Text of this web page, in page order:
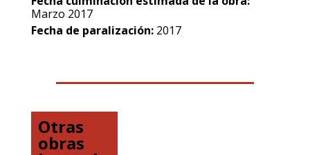
Marzo 2017
Fecha de paralización: 2017
Otras
obras